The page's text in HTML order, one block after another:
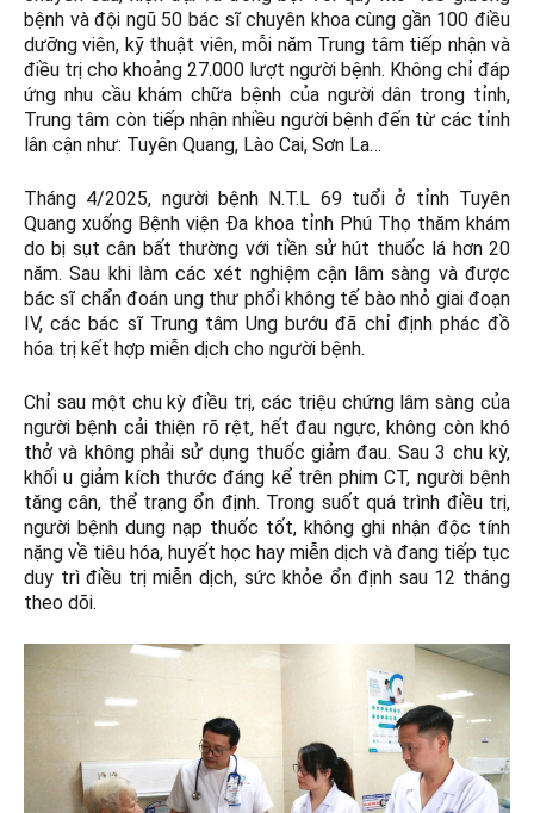
bệnh và đội ngũ 50 bác sĩ chuyên khoa cùng gần 100 điều
dưỡng viên, kỹ thuật viên, mỗi năm Trung tâm tiếp nhận và
điều trị cho khoảng 27.000 lượt người bệnh. Không chỉ đáp
ứng nhu cầu khám chữa bệnh của người dân trong tỉnh,
Trung tâm còn tiếp nhận nhiều người bệnh đến từ các tỉnh
lân cận như: Tuyên Quang, Lào Cai, Sơn La…
Tháng 4/2025, người bệnh N.T.L 69 tuổi ở tỉnh Tuyên
Quang xuống Bệnh viện Đa khoa tỉnh Phú Thọ thăm khám
do bị sụt cân bất thường với tiền sử hút thuốc lá hơn 20
năm. Sau khi làm các xét nghiệm cận lâm sàng và được
bác sĩ chẩn đoán ung thư phổi không tế bào nhỏ giai đoạn
IV, các bác sĩ Trung tâm Ung bướu đã chỉ định phác đồ
hóa trị kết hợp miễn dịch cho người bệnh.
Chỉ sau một chu kỳ điều trị, các triệu chứng lâm sàng của
người bệnh cải thiện rõ rệt, hết đau ngực, không còn khó
thở và không phải sử dụng thuốc giảm đau. Sau 3 chu kỳ,
khối u giảm kích thước đáng kể trên phim CT, người bệnh
tăng cân, thể trạng ổn định. Trong suốt quá trình điều trị,
người bệnh dung nạp thuốc tốt, không ghi nhận độc tính
nặng về tiêu hóa, huyết học hay miễn dịch và đang tiếp tục
duy trì điều trị miễn dịch, sức khỏe ổn định sau 12 tháng
theo dõi.